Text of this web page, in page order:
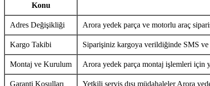
Konu
Adres Değişikliği Arora yedek parça ve motorlu araç
Kargo Takibi Siparişiniz kargoya verildiğinde SMS ve
Montaj ve Kurulum Arora yedek parça montaj işlemleri için
Garanti Koşulları Yetkili servis dışı müdahaleler Arora